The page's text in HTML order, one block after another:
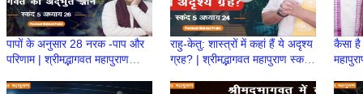
पापों के अनुसार 28 नरक -पाप और
परिणाम | श्रीमद्भागवत महापुराण
राहु-केतु: शास्त्रों में कहां हैं ये अदृश्य
ग्रह? | श्रीमद्भागवत महापुराण स्कन्ध
कैसा है